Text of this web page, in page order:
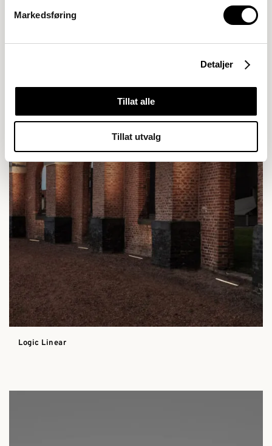
Markedsføring
Detaljer
Tillat alle
Tillat utvalg
Logic Linear